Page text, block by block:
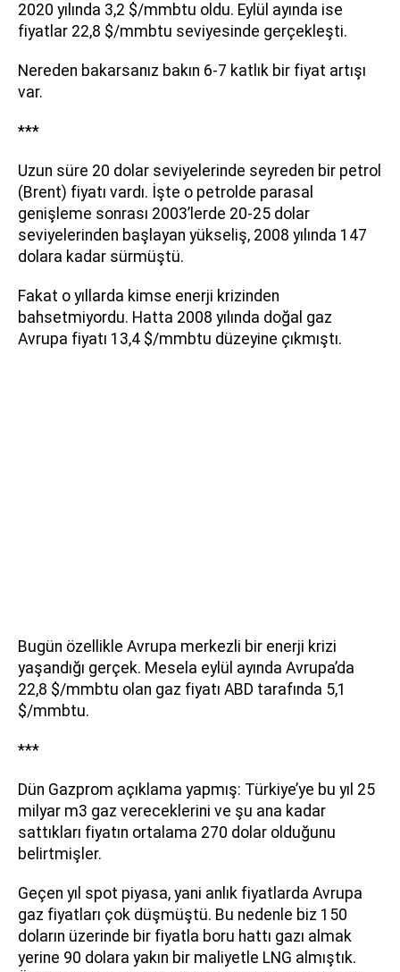
2020 yılında 3,2 $/mmbtu oldu. Eylül ayında ise
fiyatlar 22,8 $/mmbtu seviyesinde gerçekleşti.
Nereden bakarsanız bakın 6-7 katlık bir fiyat artışı
var.
***
Uzun süre 20 dolar seviyelerinde seyreden bir petrol
(Brent) fiyatı vardı. İşte o petrolde parasal
genişleme sonrası 2003’lerde 20-25 dolar
seviyelerinden başlayan yükseliş, 2008 yılında 147
dolara kadar sürmüştü.
Fakat o yıllarda kimse enerji krizinden
bahsetmiyordu. Hatta 2008 yılında doğal gaz
Avrupa fiyatı 13,4 $/mmbtu düzeyine çıkmıştı.
Bugün özellikle Avrupa merkezli bir enerji krizi
yaşandığı gerçek. Mesela eylül ayında Avrupa’da
22,8 $/mmbtu olan gaz fiyatı ABD tarafında 5,1
$/mmbtu.
***
Dün Gazprom açıklama yapmış: Türkiye’ye bu yıl 25
milyar m3 gaz vereceklerini ve şu ana kadar
sattıkları fiyatın ortalama 270 dolar olduğunu
belirtmişler.
Geçen yıl spot piyasa, yani anlık fiyatlarda Avrupa
gaz fiyatları çok düşmüştü. Bu nedenle biz 150
doların üzerinde bir fiyatla boru hattı gazı almak
yerine 90 dolara yakın bir maliyetle LNG almıştık.